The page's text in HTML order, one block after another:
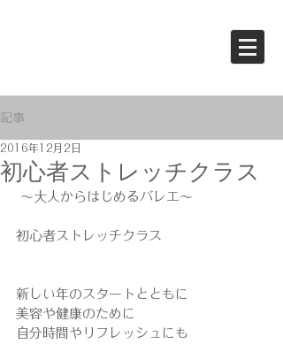
記事
初心者ストレッチクラス
2016年12月2日
～大人からはじめるバレエ～
初心者ストレッチクラス
新しい年のスタートとともに
美容や健康のために
自分時間やリフレッシュにも